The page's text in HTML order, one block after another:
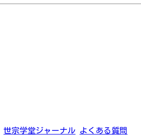
世宗学堂ジャーナル よくある質問